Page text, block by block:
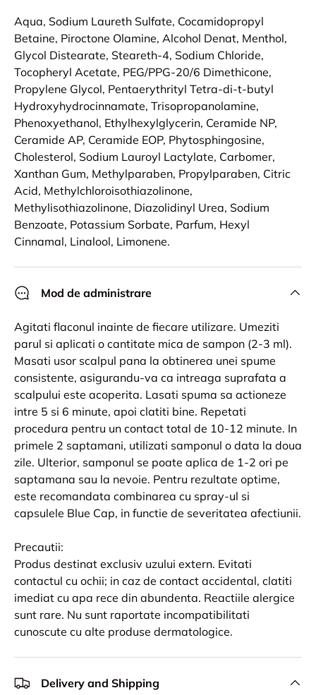
Aqua, Sodium Laureth Sulfate, Cocamidopropyl
Betaine, Piroctone Olamine, Alcohol Denat, Menthol,
Glycol Distearate, Steareth-4, Sodium Chloride,
Tocopheryl Acetate, PEG/PPG-20/6 Dimethicone,
Propylene Glycol, Pentaerythrityl Tetra-di-t-butyl
Hydroxyhydrocinnamate, Trisopropanolamine,
Phenoxyethanol, Ethylhexylglycerin, Ceramide NP,
Ceramide AP, Ceramide EOP, Phytosphingosine,
Cholesterol, Sodium Lauroyl Lactylate, Carbomer,
Xanthan Gum, Methylparaben, Propylparaben, Citric
Acid, Methylchloroisothiazolinone,
Methylisothiazolinone, Diazolidinyl Urea, Sodium
Benzoate, Potassium Sorbate, Parfum, Hexyl
Cinnamal, Linalool, Limonene.
Mod de administrare
Agitati flaconul inainte de fiecare utilizare. Umeziti
parul si aplicati o cantitate mica de sampon (2-3 ml).
Masati usor scalpul pana la obtinerea unei spume
consistente, asigurandu-va ca intreaga suprafata a
scalpului este acoperita. Lasati spuma sa actioneze
intre 5 si 6 minute, apoi clatiti bine. Repetati
procedura pentru un contact total de 10-12 minute. In
primele 2 saptamani, utilizati samponul o data la doua
zile. Ulterior, samponul se poate aplica de 1-2 ori pe
saptamana sau la nevoie. Pentru rezultate optime,
este recomandata combinarea cu spray-ul si
capsulele Blue Cap, in functie de severitatea afectiunii.
Precautii:
Produs destinat exclusiv uzului extern. Evitati
contactul cu ochii; in caz de contact accidental, clatiti
imediat cu apa rece din abundenta. Reactiile alergice
sunt rare. Nu sunt raportate incompatibilitati
cunoscute cu alte produse dermatologice.
Delivery and Shipping